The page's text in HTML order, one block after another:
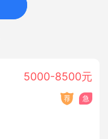
5000-8500元